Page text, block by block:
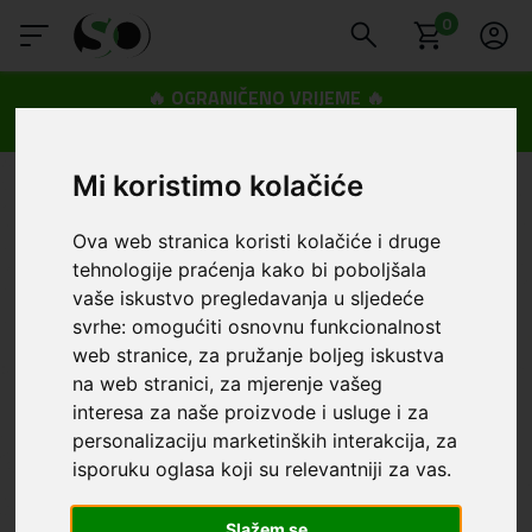
Mi koristimo kolačiće
Ova web stranica koristi kolačiće i druge
tehnologije praćenja kako bi poboljšala
vaše iskustvo pregledavanja u sljedeće
svrhe:omogućiti osnovnu funkcionalnost
web stranice, za pružanje boljeg iskustva
na web stranici, za mjerenje vašeg
interesa za naše proizvode i usluge i za
personalizaciju marketinških interakcija, za
isporuku oglasa koji su relevantniji za vas.
0
🔥 OGRANIČENO VRIJEME 🔥